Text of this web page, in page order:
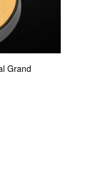
Grand